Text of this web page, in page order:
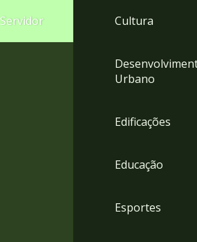
Servidor Cultura
Urbano
Edificações
Educação
Esportes